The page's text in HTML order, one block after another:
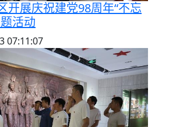
开展庆祝建党98周年“不忘
活动
07:11:07